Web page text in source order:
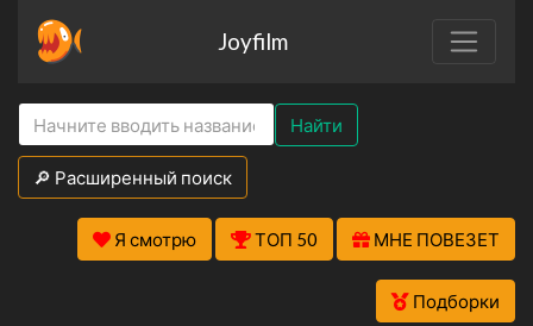
Joyfilm
Найти
🔎 Расширенный поиск
Я смотрю ТОП 50 МНЕ ПОВЕЗЕТ
Подборки